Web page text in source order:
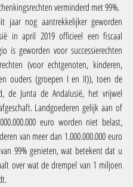
verminderd met 99%.
jaar nog aantrekkelijker geworden
in april 2019 officieel een fiscaal
is geworden voor successierechten
(voor echtgenoten, kinderen,
ouders (groepen I en II)), toen de
de Junta de Andalusië, het vrijwel
Landgoederen gelijk aan of
euro worden niet belast,
van meer dan 1.000.000.000 euro
99% genieten, wat betekent dat u
over wat de drempel van 1 miljoen